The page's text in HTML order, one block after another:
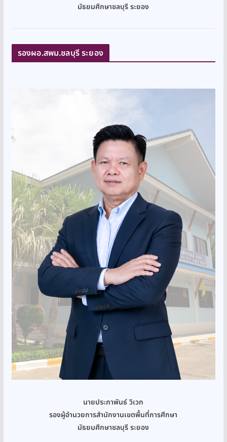
มัธยมศึกษาชลบุรี ระยอง
รองผอ.สพม.ชลบุรี ระยอง
นายประภาพันธ์ วิเวก
รองผู้อำนวยการสำนักงานเขตพื้นที่การศึกษา
มัธยมศึกษาชลบุรี ระยอง